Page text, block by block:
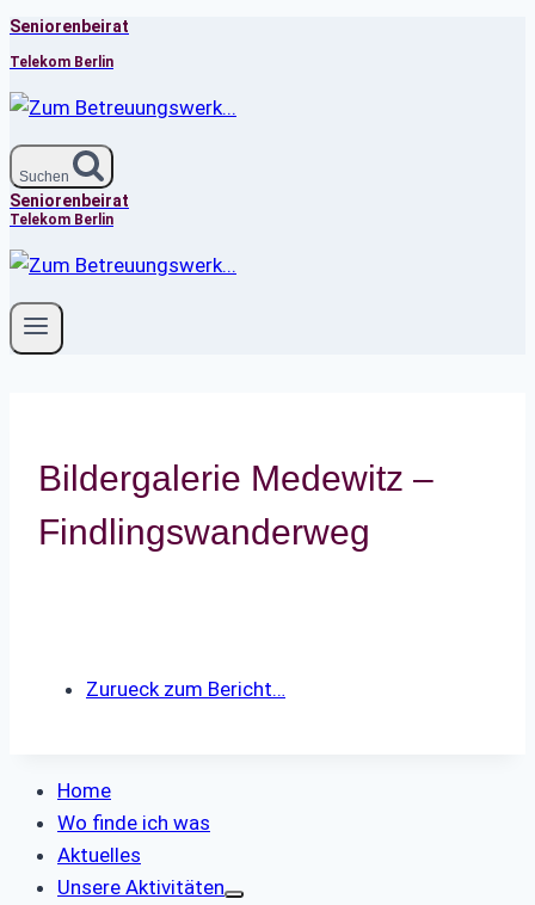
Zum
Inhalt
springen
Seniorenbeirat
Telekom Berlin
Suchen
Seniorenbeirat
Telekom Berlin
Bildergalerie Medewitz –
Findlingswanderweg
Zurueck zum Bericht…
Home
Wo finde ich was
Aktuelles
Unsere Aktivitäten